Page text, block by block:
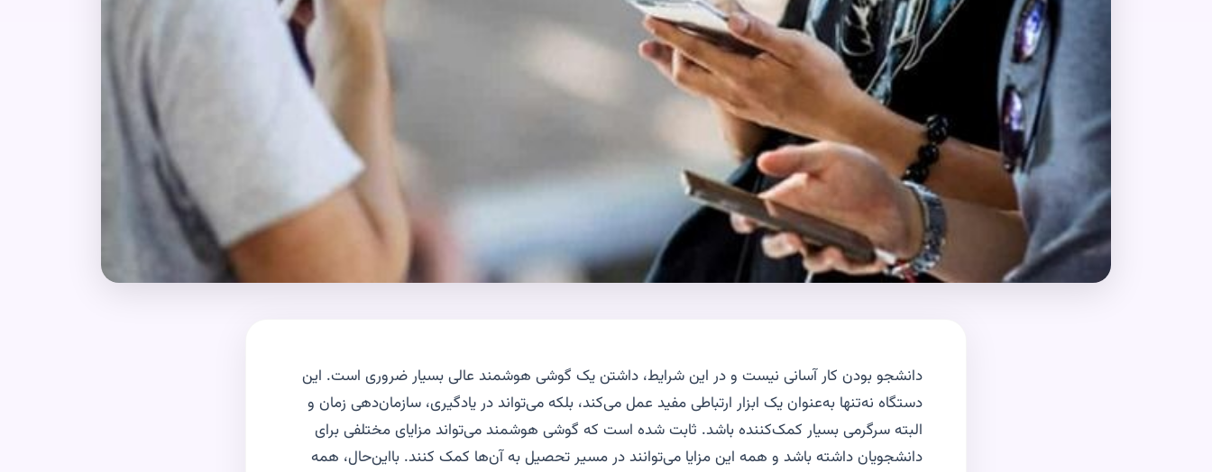
دانشجو بودن کار آسانی نیست و در این شرایط، داشتن یک گوشی هوشمند عالی بسیار ضروری است. این
دستگاه نه‌تنها به‌عنوان یک ابزار ارتباطی مفید عمل می‌کند، بلکه می‌تواند در یادگیری، سازمان‌دهی زمان و
البته سرگرمی بسیار کمک‌کننده باشد. ثابت شده است که گوشی هوشمند می‌تواند مزایای مختلفی برای
دانشجویان داشته باشد و همه این مزایا می‌توانند در مسیر تحصیل به آن‌ها کمک کنند. بااین‌حال، همه